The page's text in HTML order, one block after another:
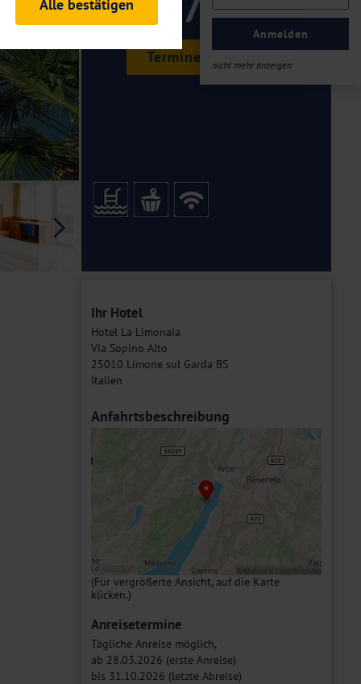
Anmelden
nicht mehr anzeigen
Termine & Preise
Ihr Hotel
Hotel La Limonaia
Via Sopino Alto
25010 Limone sul Garda BS
Italien
Anfahrtsbeschreibung
(Für vergrößerte Ansicht, auf die Karte
klicken.)
Anreisetermine
Tägliche Anreise möglich,
ab 28.03.2026 (erste Anreise)
bis 31.10.2026 (letzte Abreise)
und Analysen. Mithilfe
Auftritts ermitteln und
es zu einer Drittlands
Daten finden Sie in unseren
Alle bestätigen